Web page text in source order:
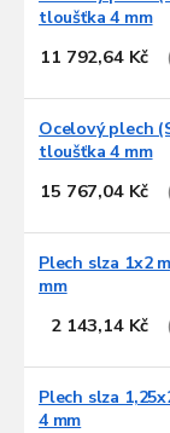
tloušťka 4 mm
11 792,64 Kč
Ocelový plech
tloušťka 4 mm
15 767,04 Kč
Plech slza 1x2
mm
2 143,14 Kč
Plech slza
4 mm